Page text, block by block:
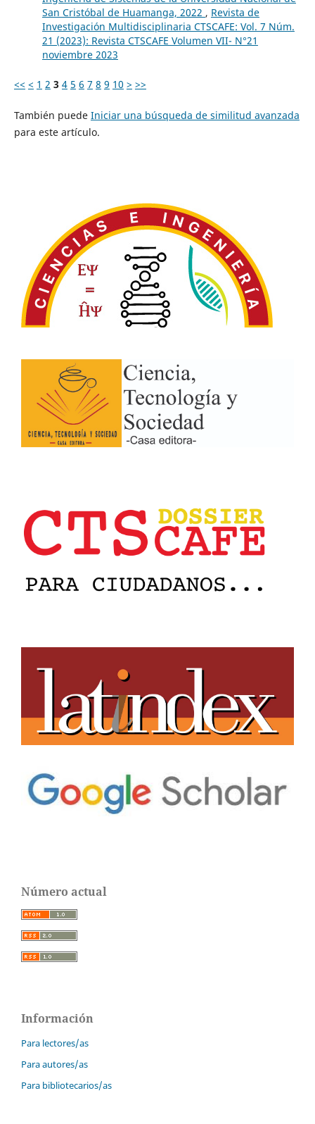
San Cristóbal de Huamanga, 2022 , Revista de
Investigación Multidisciplinaria CTSCAFE: Vol. 7 Núm.
21 (2023): Revista CTSCAFE Volumen VII- N°21
noviembre 2023
<< < 1 2 3 4 5 6 7 8 9 10 > >>
También puede Iniciar una búsqueda de similitud avanzada
para este artículo.
Número actual
Información
Para lectores/as
Para autores/as
Para bibliotecarios/as